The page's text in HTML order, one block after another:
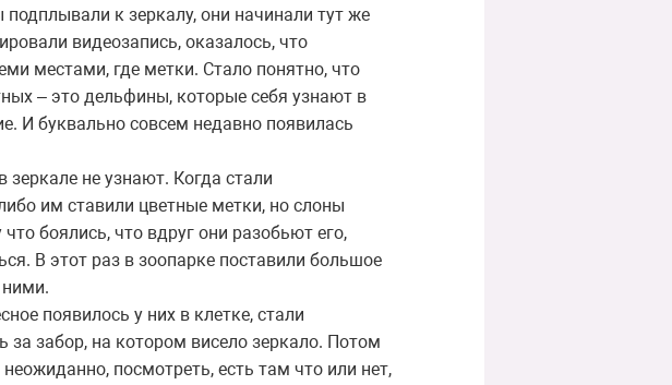
к зеркалу, они начинали тут же
видеозапись, оказалось, что
местами, где метки. Стало понятно, что
– это дельфины, которые себя узнают в
И буквально совсем недавно появилась
не узнают. Когда стали
им ставили цветные метки, но слоны
боялись, что вдруг они разобьют его,
В этот раз в зоопарке поставили большое
ними.
появилось у них в клетке, стали
за забор, на котором висело зеркало. Потом
посмотреть, есть там что или нет,